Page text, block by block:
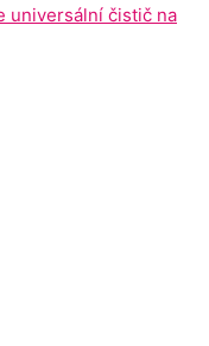
universální čistič na